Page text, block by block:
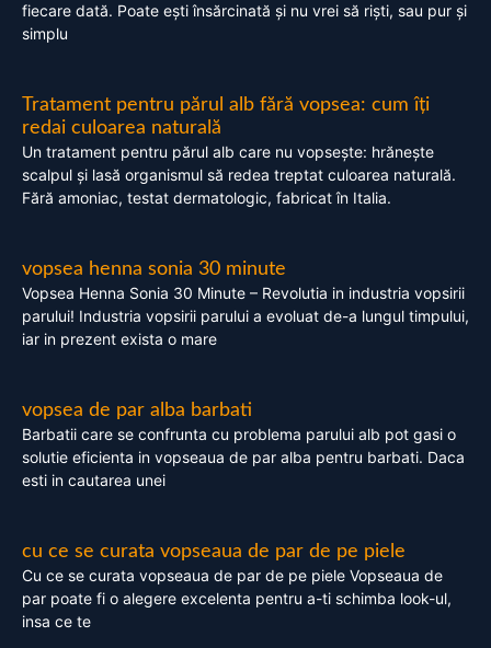
fiecare dată. Poate ești însărcinată și nu vrei să riști, sau pur și
simplu
Tratament pentru părul alb fără vopsea: cum îți
redai culoarea naturală
Un tratament pentru părul alb care nu vopsește: hrănește
scalpul și lasă organismul să redea treptat culoarea naturală.
Fără amoniac, testat dermatologic, fabricat în Italia.
vopsea henna sonia 30 minute
Vopsea Henna Sonia 30 Minute – Revolutia in industria vopsirii
parului! Industria vopsirii parului a evoluat de-a lungul timpului,
iar in prezent exista o mare
vopsea de par alba barbati
Barbatii care se confrunta cu problema parului alb pot gasi o
solutie eficienta in vopseaua de par alba pentru barbati. Daca
esti in cautarea unei
cu ce se curata vopseaua de par de pe piele
Cu ce se curata vopseaua de par de pe piele Vopseaua de
par poate fi o alegere excelenta pentru a-ti schimba look-ul,
insa ce te